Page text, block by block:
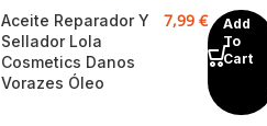
Aceite Reparador Y
Sellador Lola
Cosmetics Danos
Vorazes Óleo
7,99€
Add
To
Cart